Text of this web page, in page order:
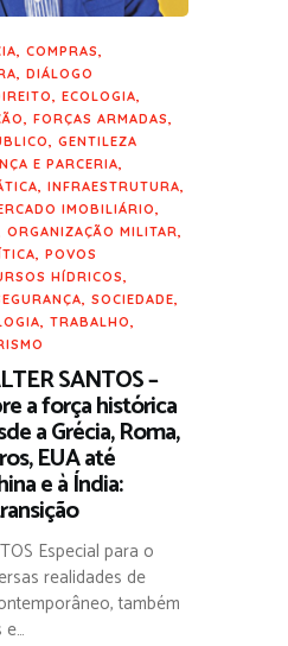
, COMPRAS,
, DIÁLOGO
, ECOLOGIA,
, FORÇAS ARMADAS,
, GENTILEZA
E PARCERIA,
, INFRAESTRUTURA,
IMOBILIÁRIO,
ORGANIZAÇÃO MILITAR,
, POVOS
HÍDRICOS,
, SOCIEDADE,
, TRABALHO,
SANTOS –
a força histórica
a Grécia, Roma,
EUA até
e à Índia:
Especial para o
realidades de
também